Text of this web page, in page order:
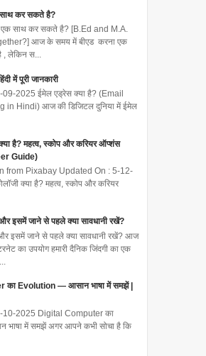
साथ कर सकते है?
एक साथ कर सकते है? [B.Ed and M.A.
आज के समय में बीएड करना एक
, लेकिन स...
में पूरी जानकारी
2025 ईमेल एड्रेस क्या है? (Email
in Hindi) आज की डिजिटल दुनिया में ईमेल
क्या है? महत्व, स्कोप और करियर ऑप्शंस
Guide)
from Pixabay Updated On : 5-12-
क्या है? महत्व, स्कोप और करियर
इसमें जाने से पहले क्या सावधानी रखें?
इसमें जाने से पहले क्या सावधानी रखें? आज
का उपयोग हमारी दैनिक जिंदगी का एक
का Evolution — आसान भाषा में समझें |
10-2025 Digital Computer का
में समझें अगर आपने कभी सोचा है कि